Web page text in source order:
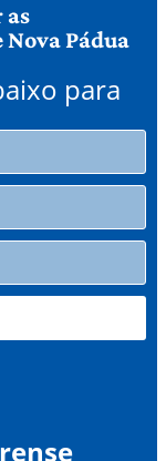
as
Pádua
para